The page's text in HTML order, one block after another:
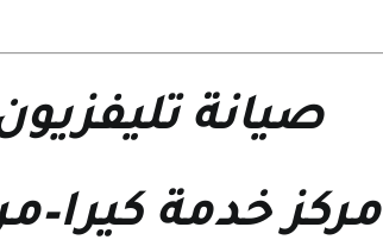
صيانة
مركز خدمة كيرا–